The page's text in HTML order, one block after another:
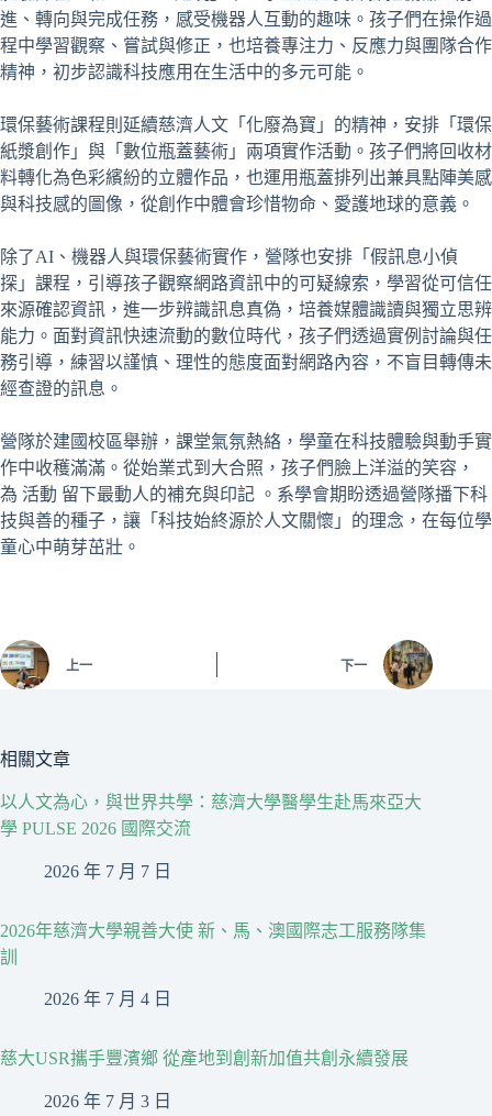
進、轉向與完成任務，感受機器人互動的趣味。孩子們在操作過
程中學習觀察、嘗試與修正，也培養專注力、反應力與團隊合作
精神，初步認識科技應用在生活中的多元可能。
環保藝術課程則延續慈濟人文「化廢為寶」的精神，安排「環保
紙漿創作」與「數位瓶蓋藝術」兩項實作活動。孩子們將回收材
料轉化為色彩繽紛的立體作品，也運用瓶蓋排列出兼具點陣美感
與科技感的圖像，從創作中體會珍惜物命、愛護地球的意義。
除了AI、機器人與環保藝術實作，營隊也安排「假訊息小偵
探」課程，引導孩子觀察網路資訊中的可疑線索，學習從可信任
來源確認資訊，進一步辨識訊息真偽，培養媒體識讀與獨立思辨
能力。面對資訊快速流動的數位時代，孩子們透過實例討論與任
務引導，練習以謹慎、理性的態度面對網路內容，不盲目轉傳未
經查證的訊息。
營隊於建國校區舉辦，課堂氣氛熱絡，學童在科技體驗與動手實
作中收穫滿滿。從始業式到大合照，孩子們臉上洋溢的笑容，
為 活動 留下最動人的補充與印記 。系學會期盼透過營隊播下科
技與善的種子，讓「科技始終源於人文關懷」的理念，在每位學
童心中萌芽茁壯。
上一 下一
相關文章
以人文為心，與世界共學：慈濟大學醫學生赴馬來亞大
學 PULSE 2026 國際交流
2026 年 7 月 7 日
2026年慈濟大學親善大使 新、馬、澳國際志工服務隊集
訓
2026 年 7 月 4 日
慈大USR攜手豐濱鄉 從產地到創新加值共創永續發展
2026 年 7 月 3 日